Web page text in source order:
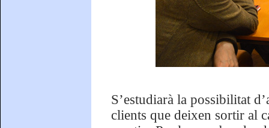
S’estudiarà la possibilitat
clients que deixen sortir al